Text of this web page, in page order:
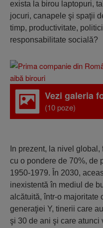
exista la birou laptopuri,
jocuri, canapele şi spaţii
timp, productivitate,
responsabilitate socială?
Vezi galeria
(10 poze)
In prezent, la nivel
cu o pondere de 70%, de
1950-1979. În 2030,
inexistentă în mediul de
alcătuită, într-o majoritate
generaţiei Y, tinerii care
şi 30 de ani şi care atunci